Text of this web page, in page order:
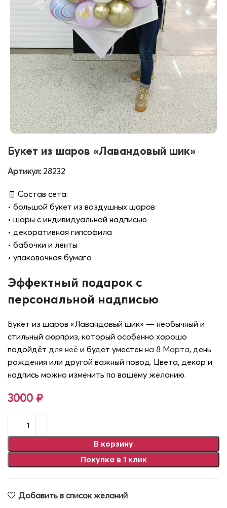
Букет из шаров «Лавандовый шик»
Артикул: 28232
🧾 Состав сета:
• большой букет из воздушных шаров
• шары с индивидуальной надписью
• декоративная гипсофила
• бабочки и ленты
• упаковочная бумага
Эффектный подарок с
персональной надписью
Букет из шаров «Лавандовый шик» — необычный и
стильный сюрприз, который особенно хорошо
подойдёт для неё и будет уместен на 8 Марта, день
рождения или другой важный повод. Цвета, декор и
надпись можно изменить по вашему желанию.
3000 ₽
В корзину
Покупка в 1 клик
Добавить в список желаний